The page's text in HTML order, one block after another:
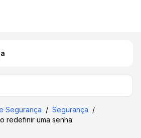
Segurança / Segurança /
redefinir uma senha